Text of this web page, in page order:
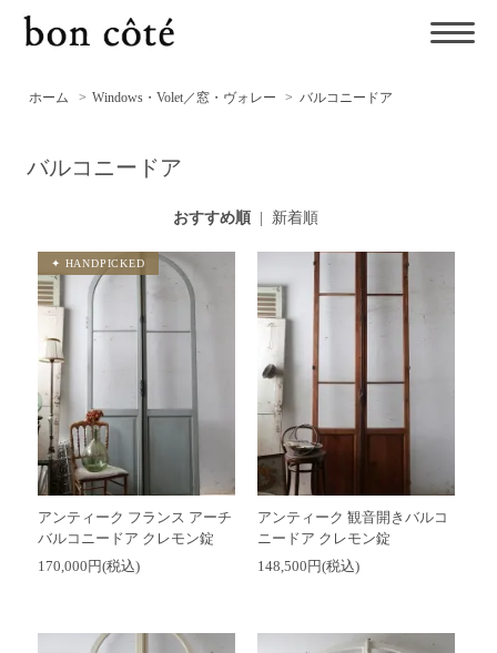
ホーム > Windows・Volet／窓・ヴォレー > バルコニードア
バルコニードア
おすすめ順 新着順
アンティーク フランス アーチ
バルコニードア クレモン錠
170,000円(税込)
アンティーク 観音開きバルコ
ニードア クレモン錠
148,500円(税込)